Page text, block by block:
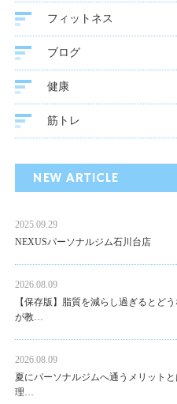
フィットネス
ブログ
健康
筋トレ
NEW ARTICLE
2025.09.29
NEXUSパーソナルジム石川台店
2026.08.09
【保存版】脂質を減らし過ぎるとど
が教…
2026.08.09
夏にパーソナルジムへ通うメリット
理…